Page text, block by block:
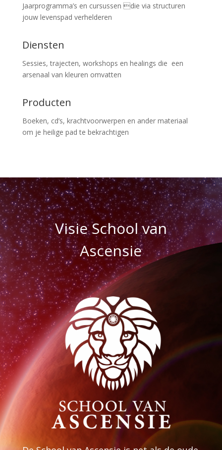
Jaarprogramma’s en cursussen die via structuren
jouw levenspad verhelderen
Diensten
Sessies, trajecten, workshops en healings die een
arsenaal van kleuren omvatten
Producten
Boeken, cd’s, krachtvoorwerpen en ander materiaal
om je heilige pad te bekrachtigen
Visie School van
Ascensie